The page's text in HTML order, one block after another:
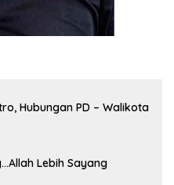
Hubungan PD – Walikota
Lebih Sayang